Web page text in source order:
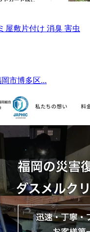
屋敷片付け 消臭 害虫
市博多区...